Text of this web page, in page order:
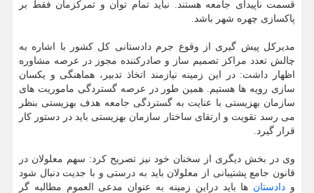
قسمت ناپیدای جامعه هستند. نباید تمام توان و تمرکزمان فقط بر
پاکسازی چهره شهر باشد.
مدیرکل پیش گیری از وقوع جرم دادستانی کل کشور با اشاره به
چالش تعدد مراکز تصمیم ساز و صادرکننده مجوز در عرصه مشاوره
اظهار داشت: در این زمینه نیازمند اتخاذ تدبیر، هماهنگی و یکسان
سازی رویه ها هستیم. همین طور در عرصه گستردگی ماموریت های
سازمان بهزیستی با عنایت به گستردگی جامعه هدف بهزیستی بنظر
می رسد تقویت و ارتقای ساختار سازمان بهزیستی باید در دستور کار
قرار گیرد.
وی در بخش دیگری از سخنان خود نیز تصریح کرد: سهم معلولان در
قانون جامع پشتیبانی از معلولان باید به درستی و با جدیت دنبال شود
و دادستان ها باید دراین زمینه به عنوان مدعی العموم مطالبه گر